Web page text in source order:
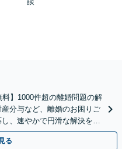
料】1000件超の離婚問題の解
分与など、離婚のお困りご
、速やかで円滑な解決を目
も所属】
る